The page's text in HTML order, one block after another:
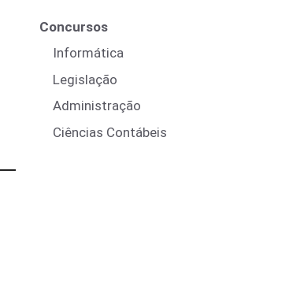
Concursos
Informática
Legislação
Administração
Ciências Contábeis